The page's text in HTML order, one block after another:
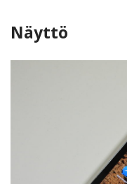
Näyttö